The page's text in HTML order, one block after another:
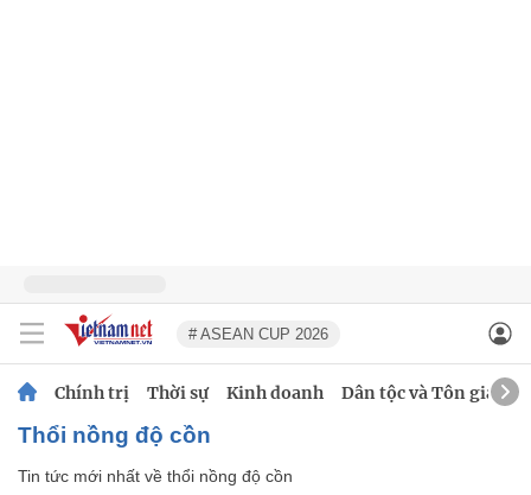
# ASEAN CUP 2026
Chính trị Thời sự Kinh doanh Dân tộc và Tôn giáo
thổi nồng độ cồn
Tin tức mới nhất về thổi nồng độ cồn